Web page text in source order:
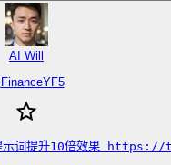
AI Will
FinanceYF5
提示词提升10倍效果